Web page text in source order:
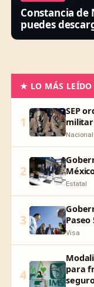
Constancia de
puedes
★ LO MÁS LEÍDO
1
SEP
Nacional
2
Estatal
3
Visa
4
para